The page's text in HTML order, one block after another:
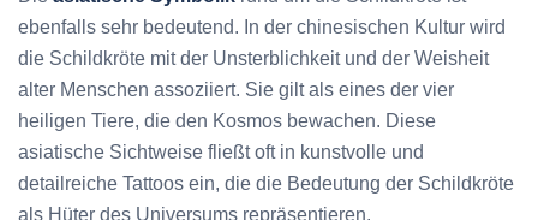
ebenfalls sehr bedeutend. In der chinesischen Kultur wird
die Schildkröte mit der Unsterblichkeit und der Weisheit
alter Menschen assoziiert. Sie gilt als eines der vier
heiligen Tiere, die den Kosmos bewachen. Diese
asiatische Sichtweise fließt oft in kunstvolle und
detailreiche Tattoos ein, die die Bedeutung der Schildkröte
als Hüter des Universums repräsentieren.